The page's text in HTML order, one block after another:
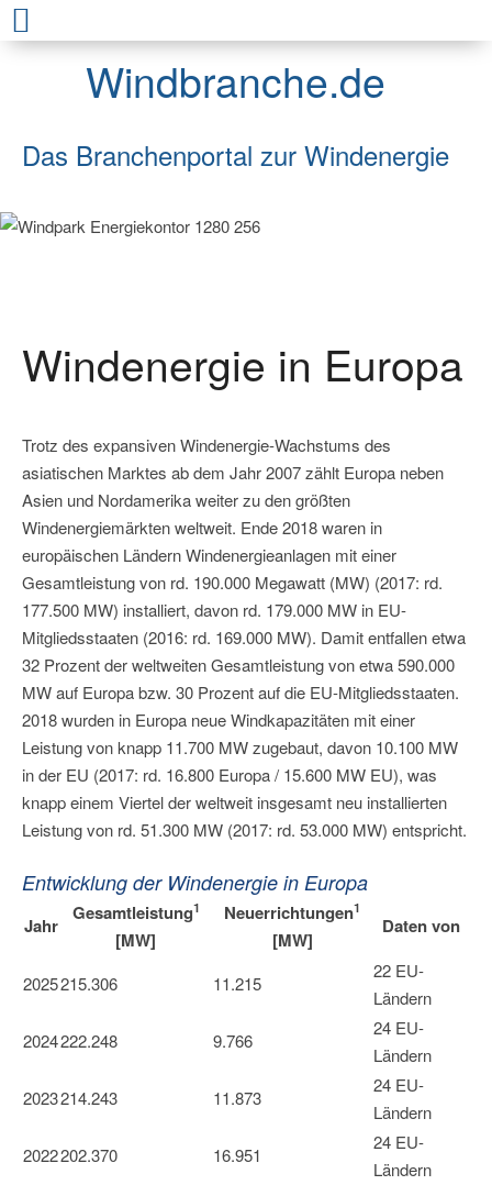
Windbranche.de
Das Branchenportal zur Windenergie
Windenergie in Europa
Trotz des expansiven Windenergie-Wachstums des
asiatischen Marktes ab dem Jahr 2007 zählt Europa neben
Asien und Nordamerika weiter zu den größten
Windenergiemärkten weltweit. Ende 2018 waren in
europäischen Ländern Windenergieanlagen mit einer
Gesamtleistung von rd. 190.000 Megawatt (MW) (2017: rd.
177.500 MW) installiert, davon rd. 179.000 MW in EU-
Mitgliedsstaaten (2016: rd. 169.000 MW). Damit entfallen etwa
32 Prozent der weltweiten Gesamtleistung von etwa 590.000
MW auf Europa bzw. 30 Prozent auf die EU-Mitgliedsstaaten.
2018 wurden in Europa neue Windkapazitäten mit einer
Leistung von knapp 11.700 MW zugebaut, davon 10.100 MW
in der EU (2017: rd. 16.800 Europa / 15.600 MW EU), was
knapp einem Viertel der weltweit insgesamt neu installierten
Leistung von rd. 51.300 MW (2017: rd. 53.000 MW) entspricht.
Entwicklung der Windenergie in Europa
Jahr
Gesamtleistung1
[MW]
Neuerrichtungen1
[MW]
Daten von
2025215.306 11.215
22 EU-
Ländern
2024222.248 9.766
24 EU-
Ländern
2023214.243 11.873
24 EU-
Ländern
2022202.370 16.951
24 EU-
Ländern